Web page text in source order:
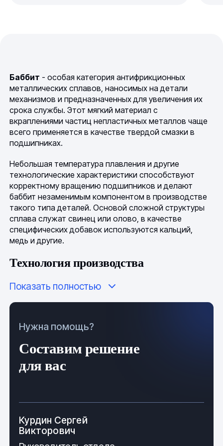
Баббит - особая категория антифрикционных
металлических сплавов, наносимых на детали
механизмов и предназначенных для увеличения их
срока службы. Этот мягкий материал с
вкраплениями частиц непластичных металлов чаще
всего применяется в качестве твердой смазки в
подшипниках.
Небольшая температура плавления и другие
технологические характеристики способствуют
корректному вращению подшипников и делают
баббит незаменимым компонентом в производстве
такого типа деталей. Основой сложной структуры
сплава служат свинец или олово, в качестве
специфических добавок используются кальций,
медь и другие.
Технология производства
Баббит получают двумя методами:
вторичным из лома.
Для повторной переработки используются кусковой
лом баббитов, свинцовосодержащие отходы,
отработанные элементы типографского шрифта и
Разновидности
Показать полностью
Нужна помощь?
Составим решение
для вас
Курдин Сергей
Викторович